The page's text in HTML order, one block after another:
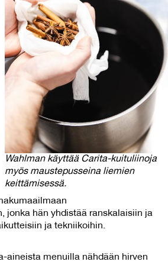
Wahlman käyttää Carita-kuituliinoja
myös maustepusseina liemien
keittämisessä.
jonka hän yhdistää ranskalaisiin ja
ja tekniikoihin.
aineista menuilla nähdään hirven